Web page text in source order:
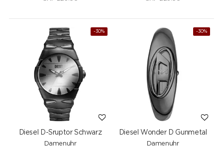
-30%
Diesel D-Sruptor Schwarz
Damenuhr
-30%
Diesel Wonder D Gunmetal
Damenuhr